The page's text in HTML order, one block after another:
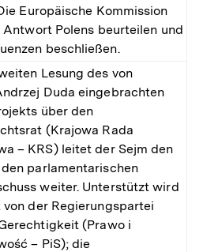
Europäische Kommission
Antwort Polens beurteilen und
beschließen.
Lesung des von
Duda eingebrachten
über den
(Krajowa Rada
– KRS) leitet der Sejm den
parlamentarischen
weiter. Unterstützt wird
der Regierungspartei
(Prawo i
– PiS); die